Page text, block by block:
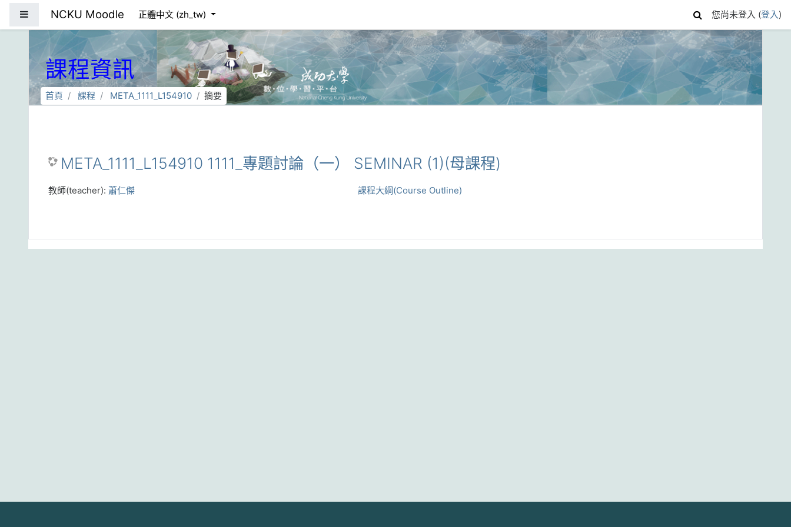
NCKU Moodle 正體中文 ‎(zh_tw)‎ 您尚未登入 (登入)
課程資訊
首頁 課程 META_1111_L154910 摘要
META_1111_L154910 1111_專題討論（一） SEMINAR (1)(母課程)
課程大綱(Course Outline)
教師(teacher): 蕭仁傑